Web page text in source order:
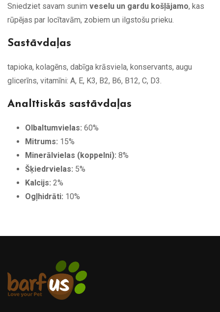
Sniedziet savam sunim veselu un gardu košļājamo, kas
rūpējas par locītavām, zobiem un ilgstošu prieku.
Sastāvdaļas
tapioka, kolagēns, dabīga krāsviela, konservants, augu
glicerīns, vitamīni: A, E, K3, B2, B6, B12, C, D3.
Analītiskās sastāvdaļas
Olbaltumvielas: 60%
Mitrums: 15%
Minerālvielas (koppelni): 8%
Šķiedrvielas: 5%
Kalcijs: 2%
Ogļhidrāti: 10%